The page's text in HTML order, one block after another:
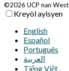
©2026 UCP nan
Kreyòl ayisyen
English
Español
Português
العربية‏
Tiếng Việt